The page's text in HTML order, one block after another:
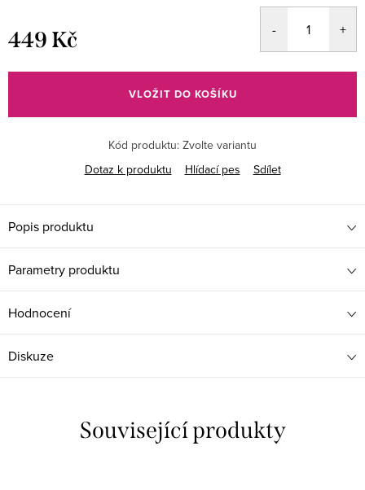
449 Kč
cena:
VLOŽIT DO KOŠÍKU
Kód produktu: Zvolte variantu
Dotaz k produktu
Hlídací pes Sdílet
Popis produktu
Parametry produktu
Hodnocení
Diskuze
Související produkty